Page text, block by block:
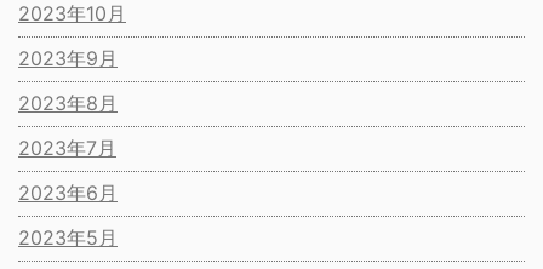
2023年10月
2023年9月
2023年8月
2023年7月
2023年6月
2023年5月